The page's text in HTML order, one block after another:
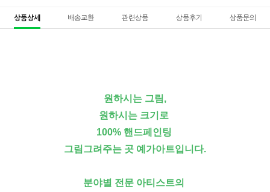
상품상세 배송교환 관련상품 상품후기 상품문의
원하시는 그림,
원하시는 크기로
100% 핸드페인팅
그림그려주는 곳 예가아트입니다.
분야별 전문 아티스트의